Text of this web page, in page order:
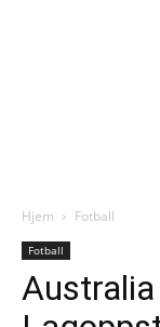
Hjem Fotball
Fotball